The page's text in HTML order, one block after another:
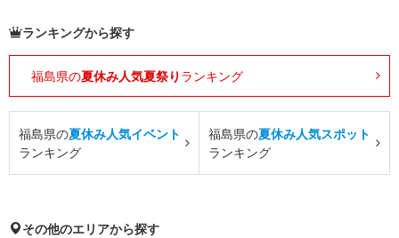
ランキングから探す
福島県の夏休み人気夏祭り ランキング
福島県の夏休み人気イベント
ランキング
福島県の夏休み人気スポット
ランキング
その他のエリアから探す